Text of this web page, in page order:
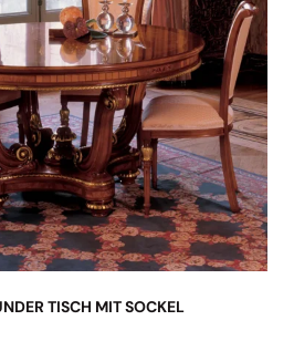
TISCH MIT SOCKEL